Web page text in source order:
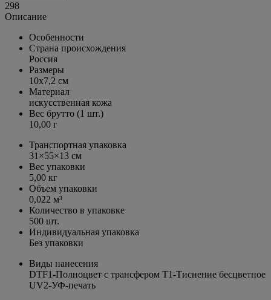
298
Описание
Особенности
Страна происхождения
Россия
Размеры
10х7,2 см
Материал
искусственная кожа
Вес брутто (1 шт.)
10,00 г
Транспортная упаковка
31×55×13 см
Вес упаковки
5,00 кг
Объем упаковки
0,022 м³
Количество в упаковке
500 шт.
Индивидуальная упаковка
Без упаковки
Виды нанесения
DTF1-Полноцвет с трансфером T1-Тиснение бесцветное
UV2-УФ-печать